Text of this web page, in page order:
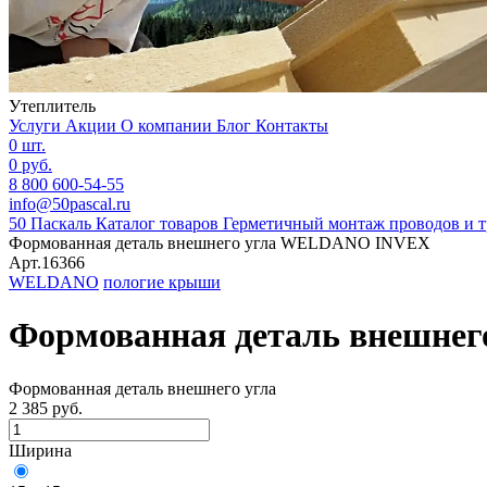
Утеплитель
Услуги Акции О компании Блог Контакты
0 шт.
0 руб.
8 800 600-54-55
info@50pascal.ru
50 Паскаль Каталог товаров Герметичный монтаж проводов и
Формованная деталь внешнего угла WELDANO INVEX
Арт.16366
WELDANO пологие крыши
Формованная деталь
Формованная деталь внешнего угла
2 385 руб.
Ширина